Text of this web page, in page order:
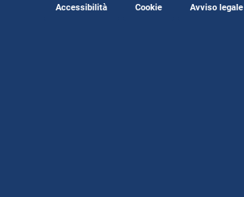
Accessibilità
Cookie Avviso legale